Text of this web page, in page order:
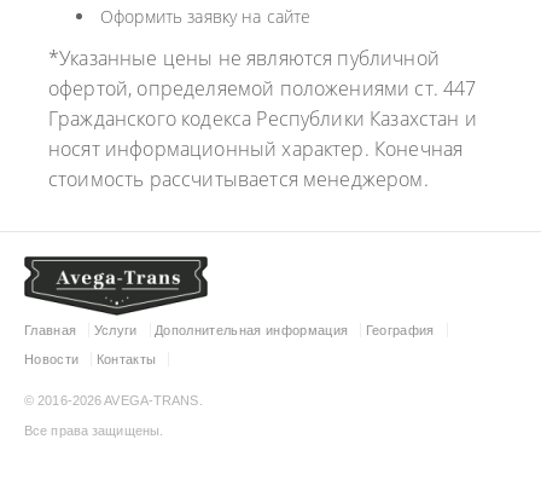
Оформить заявку на сайте
*Указанные цены не являются публичной
офертой, определяемой положениями ст. 447
Гражданского кодекса Республики Казахстан и
носят информационный характер. Конечная
стоимость рассчитывается менеджером.
Главная Услуги Дополнительная информация
География
Новости
Контакты
© 2016-2026 AVEGA-TRANS.
Все права защищены.